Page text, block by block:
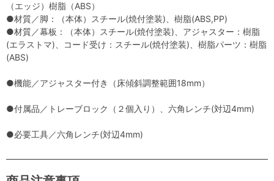
（エッジ）樹脂（ABS）
●材質／脚：（本体）スチール(焼付塗装)、樹脂(ABS,PP)
●材質／幕板：（本体）スチール(焼付塗装)、アジャスター：樹脂
(エラストマ)、コード受け：スチール(焼付塗装)、樹脂パーツ：樹脂
(ABS)
●機能／アジャスター付き（床傾斜調整範囲18mm）
●付属品／トレーブロック（２個入り）、六角レンチ(対辺4mm)
●必要工具／六角レンチ(対辺4mm)